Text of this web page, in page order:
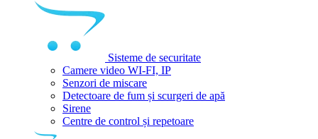
Sisteme de securitate
Camere video WI-FI, IP
Senzori de miscare
Detectoare de fum și scurgeri de apă
Sirene
Centre de control și repetoare